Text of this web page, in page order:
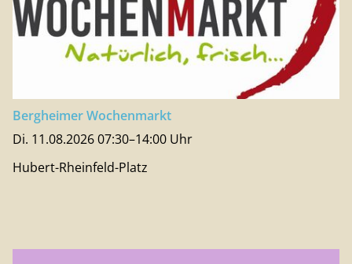
Bergheimer Wochenmarkt
Di. 11.08.2026 07:30–14:00 Uhr
Hubert-Rheinfeld-Platz